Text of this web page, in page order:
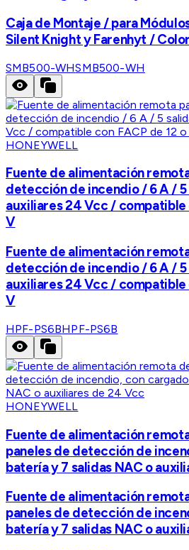
Caja de Montaje / para
Silent Knight y Farenhyt /
SMB500-WHSMB500-WH
HONEYWELL
Fuente de alimentación
detección de incendio / 6 A / 5
auxiliares 24 Vcc / compatible
V
Fuente de alimentación
detección de incendio / 6 A / 5
auxiliares 24 Vcc / compatible
V
HPF-PS6BHPF-PS6B
HONEYWELL
Fuente de alimentación
paneles de detección de
batería y 7 salidas NAC o
Fuente de alimentación
paneles de detección de
batería y 7 salidas NAC o